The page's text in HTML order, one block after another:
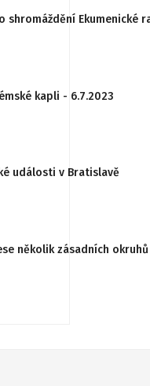
shromáždění
kapli - 6.7.2023
události v Bratislavě
několik zásadních